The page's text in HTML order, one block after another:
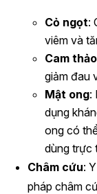
Cỏ ngọt:
viêm và
Cam thảo
giảm đau
Mật ong:
dụng
ong có
dùng trực
Châm cứu:
pháp châm